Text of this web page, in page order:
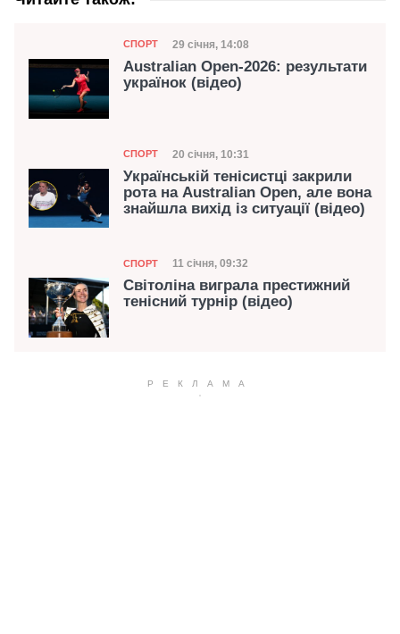
Категорія
СПОРТ Дата публікації
29 січня, 14:08
Australian Open-2026: результати
українок (відео)
Категорія
СПОРТ Дата публікації
20 січня, 10:31
Українській тенісистці закрили
рота на Australian Open, але вона
знайшла вихід із ситуації (відео)
Категорія
СПОРТ Дата публікації
11 січня, 09:32
Світоліна виграла престижний
тенісний турнір (відео)